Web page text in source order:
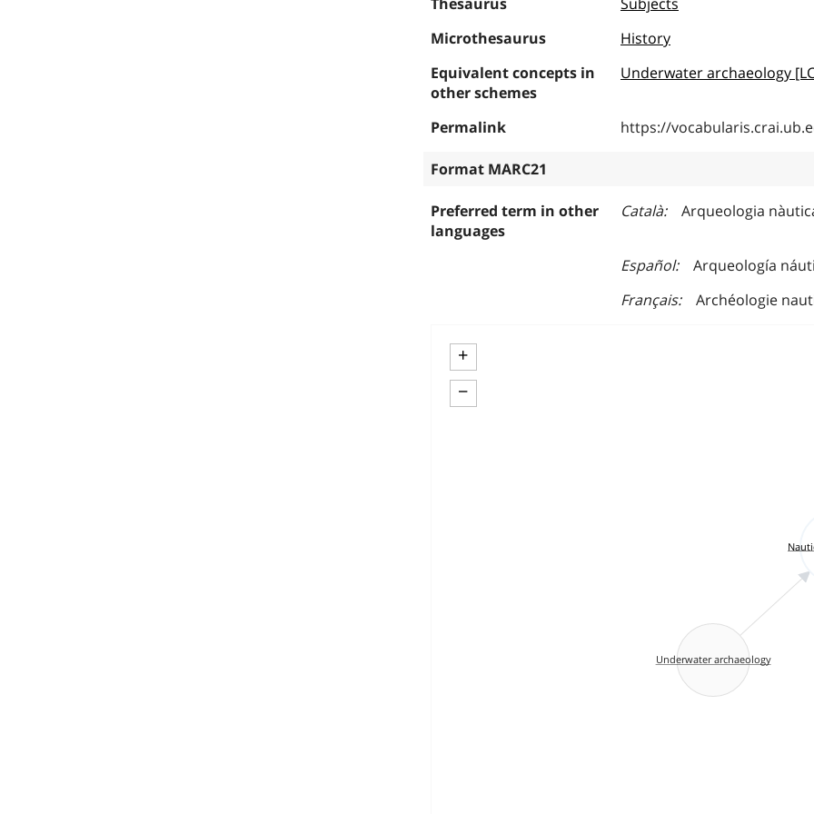
Microthesaurus
History
Equivalent concepts in
other schemes
Underwater archaeology
Permalink https://
Format MARC21
Preferred term in other
languages
Català Arqueologia
Español
Arqueología
Français
Archéologie
+
−
Underwater archaeology